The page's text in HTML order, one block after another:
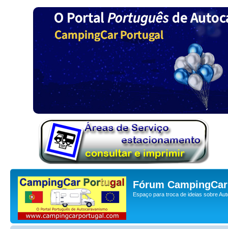
Fórum
Espaço para troca de ideias sobre